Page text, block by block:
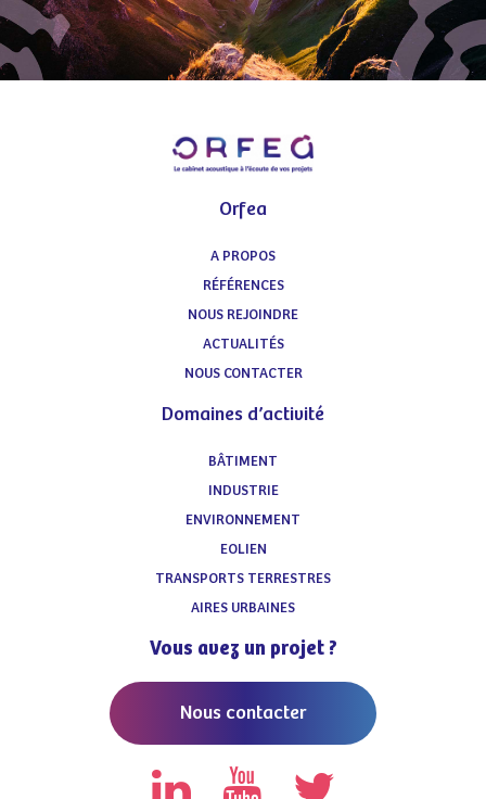
Orfea
A PROPOS
RÉFÉRENCES
NOUS REJOINDRE
ACTUALITÉS
NOUS CONTACTER
Domaines d’activité
BÂTIMENT
INDUSTRIE
ENVIRONNEMENT
EOLIEN
TRANSPORTS TERRESTRES
AIRES URBAINES
Vous avez un projet ?
Nous contacter